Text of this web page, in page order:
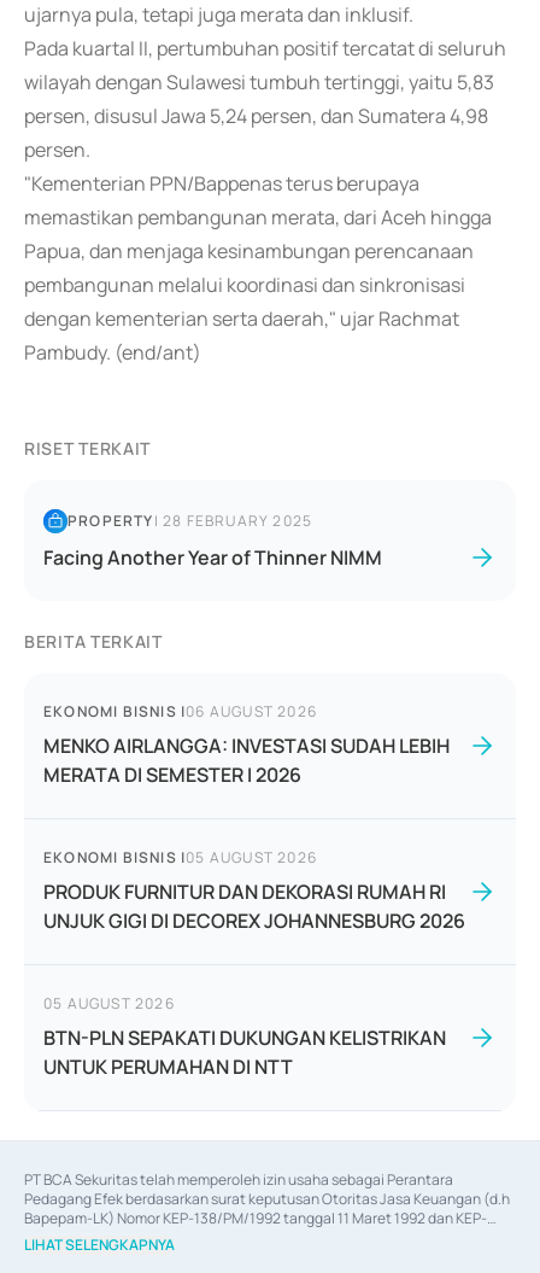
ujarnya pula, tetapi juga merata dan inklusif.
Pada kuartal II, pertumbuhan positif tercatat di seluruh
wilayah dengan Sulawesi tumbuh tertinggi, yaitu 5,83
persen, disusul Jawa 5,24 persen, dan Sumatera 4,98
persen.
"Kementerian PPN/Bappenas terus berupaya
memastikan pembangunan merata, dari Aceh hingga
Papua, dan menjaga kesinambungan perencanaan
pembangunan melalui koordinasi dan sinkronisasi
dengan kementerian serta daerah," ujar Rachmat
Pambudy. (end/ant)
RISET TERKAIT
PROPERTY|28 FEBRUARY 2025
Facing Another Year of Thinner NIMM
BERITA TERKAIT
EKONOMI BISNIS |06 AUGUST 2026
MENKO AIRLANGGA: INVESTASI SUDAH LEBIH
MERATA DI SEMESTER I 2026
EKONOMI BISNIS |05 AUGUST 2026
PRODUK FURNITUR DAN DEKORASI RUMAH RI
UNJUK GIGI DI DECOREX JOHANNESBURG 2026
05 AUGUST 2026
BTN-PLN SEPAKATI DUKUNGAN KELISTRIKAN
UNTUK PERUMAHAN DI NTT
PT BCA Sekuritas telah memperoleh izin usaha sebagai Perantara
Pedagang Efek berdasarkan surat keputusan Otoritas Jasa Keuangan (d.h
Bapepam-LK) Nomor KEP-138/PM/1992 tanggal 11 Maret 1992 dan KEP-
06/D.04/2014 tanggal 28 Februari 2014, izin usaha sebagai Penjamin Emisi
Efek berdasarkan surat keputusan Otoritas Jasa Keuangan Nomor KEP-
LIHAT SELENGKAPNYA